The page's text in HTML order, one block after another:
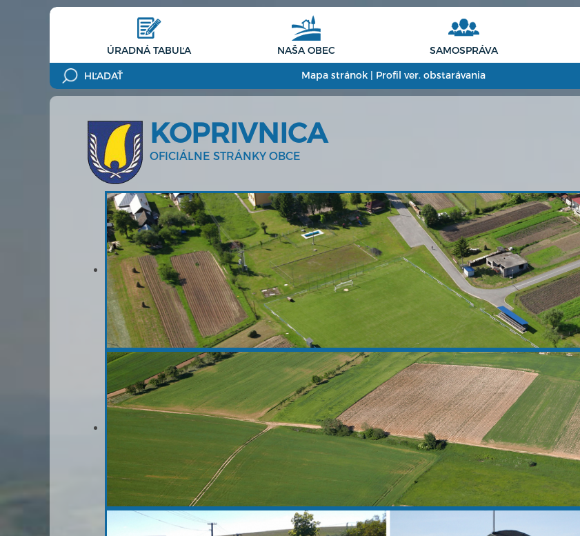
ÚRADNÁ TABUĽA NAŠA OBEC SAMOSPRÁVA
Mapa stránok | Profil ver. obstarávania
KOPRIVNICA
OFICIÁLNE STRÁNKY OBCE